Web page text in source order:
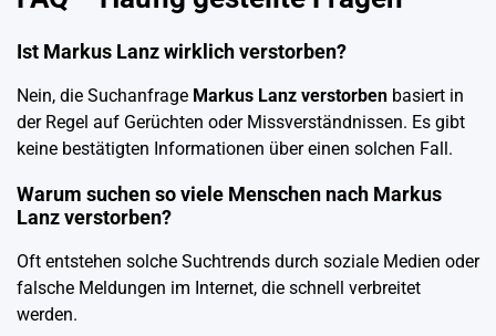
Ist Markus Lanz wirklich verstorben?
Nein, die Suchanfrage Markus Lanz verstorben basiert in
der Regel auf Gerüchten oder Missverständnissen. Es gibt
keine bestätigten Informationen über einen solchen Fall.
Warum suchen so viele Menschen nach Markus
Lanz verstorben?
Oft entstehen solche Suchtrends durch soziale Medien oder
falsche Meldungen im Internet, die schnell verbreitet
werden.